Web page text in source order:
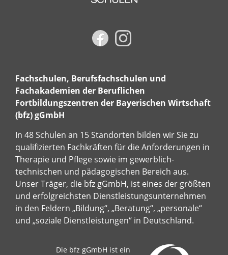
Fachschulen, Berufsfachschulen und
Fachakademien der Beruflichen
Fortbildungszentren der Bayerischen Wirtschaft
(bfz) gGmbH
In 48 Schulen an 15 Standorten bilden wir Sie zu
qualifizierten Fachkräften für die Anforderungen in
Therapie und Pflege sowie im gewerblich-
technischen und pädagogischen Bereich aus.
Unser Träger, die bfz gGmbH, ist eines der größten
und erfolgreichsten Dienstleistungsunternehmen
in den Feldern „Bildung“, „Beratung“, „personale“
und „soziale Dienstleistungen“ in Deutschland.
Die bfz gGmbH ist ein